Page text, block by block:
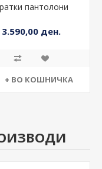
пантолони
3.590,00 ден.
+ ВО КОШНИЧКА